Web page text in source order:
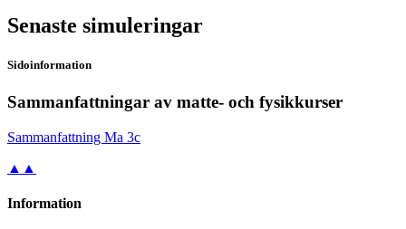
Senaste simuleringar
Sidoinformation
Sammanfattningar av matte- och fysikkurser
Sam­man­fatt­ning Ma 3c
▲▲
Information